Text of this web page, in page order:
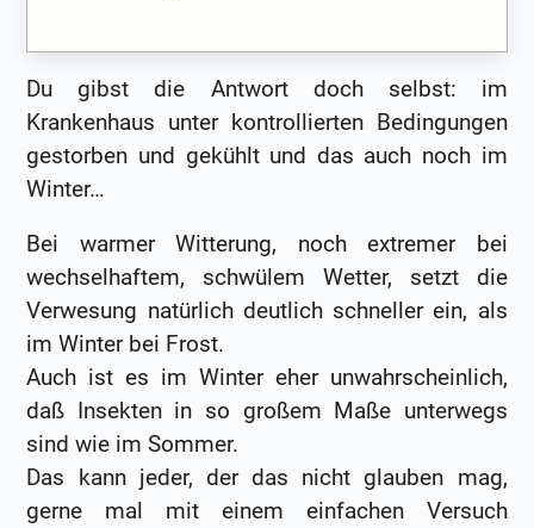
Du gibst die Antwort doch selbst: im
Krankenhaus unter kontrollierten Bedingungen
gestorben und gekühlt und das auch noch im
Winter…
Bei warmer Witterung, noch extremer bei
wechselhaftem, schwülem Wetter, setzt die
Verwesung natürlich deutlich schneller ein, als
im Winter bei Frost.
Auch ist es im Winter eher unwahrscheinlich,
daß Insekten in so großem Maße unterwegs
sind wie im Sommer.
Das kann jeder, der das nicht glauben mag,
gerne mal mit einem einfachen Versuch